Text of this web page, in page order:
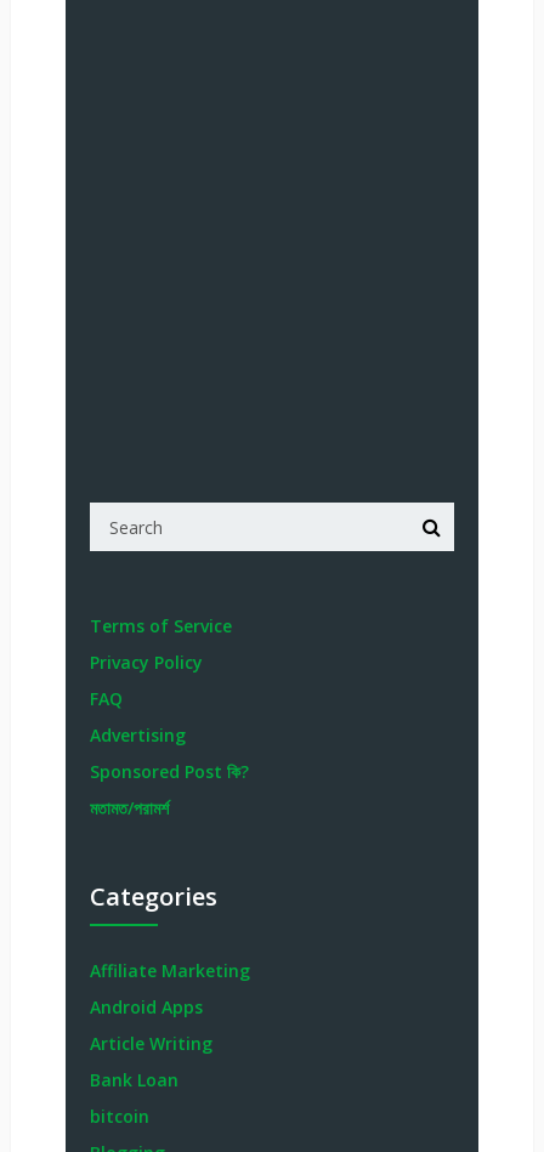
Terms of Service
Privacy Policy
FAQ
Advertising
Sponsored Post কি?
মতামত/পরামর্শ
Categories
Affiliate Marketing
Android Apps
Article Writing
Bank Loan
bitcoin